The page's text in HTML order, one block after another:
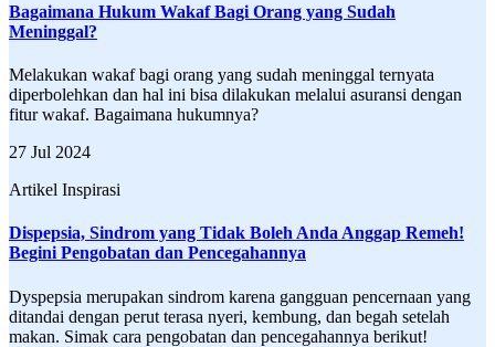
Bagaimana Hukum Wakaf Bagi Orang yang Sudah
Meninggal?
Melakukan wakaf bagi orang yang sudah meninggal ternyata
diperbolehkan dan hal ini bisa dilakukan melalui asuransi dengan
fitur wakaf. Bagaimana hukumnya?
27 Jul 2024
Artikel Inspirasi
Dispepsia, Sindrom yang Tidak Boleh Anda Anggap Remeh!
Begini Pengobatan dan Pencegahannya
Dyspepsia merupakan sindrom karena gangguan pencernaan yang
ditandai dengan perut terasa nyeri, kembung, dan begah setelah
makan. Simak cara pengobatan dan pencegahannya berikut!